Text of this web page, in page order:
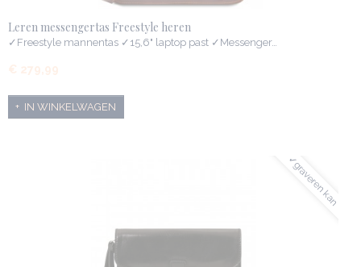
Leren messengertas Freestyle heren
✓Freestyle mannentas ✓15,6" laptop past ✓Messenger…
€ 279,99
IN WINKELWAGEN
✓graveren kan